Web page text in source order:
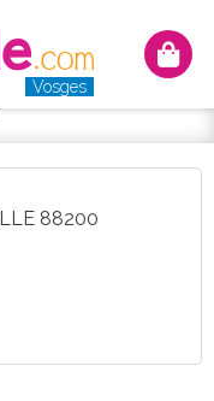
Vosges
Mon
panier
88200